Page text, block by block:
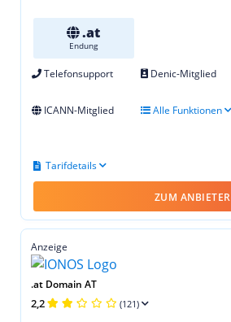
.at
Endung
Telefonsupport Denic-Mitglied
ICANN-Mitglied
Alle Funktionen
Tarifdetails
ZUM ANBIETER
Anzeige
.at Domain AT
2,2 (121)